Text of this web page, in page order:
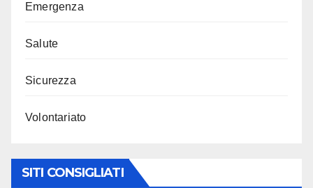
Emergenza
Salute
Sicurezza
Volontariato
SITI CONSIGLIATI